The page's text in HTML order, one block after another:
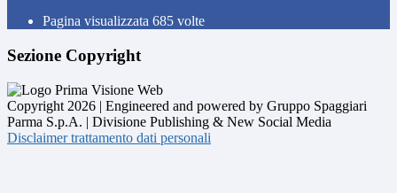
Pagina visualizzata 685 volte
Sezione Copyright
Copyright 2026 | Engineered and powered by Gruppo Spaggiari
Parma S.p.A. | Divisione Publishing & New Social Media
Disclaimer trattamento dati personali